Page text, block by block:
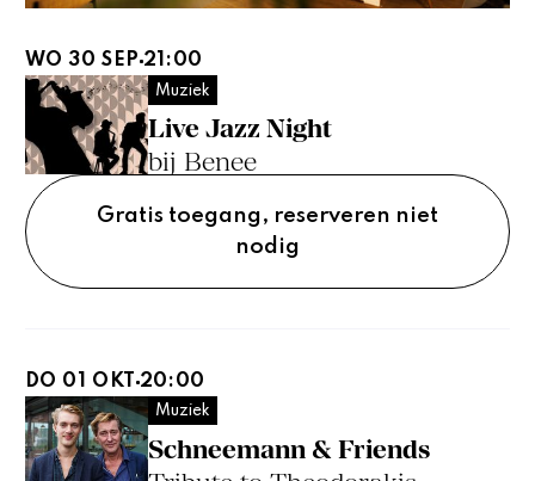
Live Jazz Night
bij Benee
Muziek
Gratis toegang, reserveren niet
nodig
WO 30 SEP 21:00
Schneemann & Friends
Muziek
DO 01 OKT 20:00